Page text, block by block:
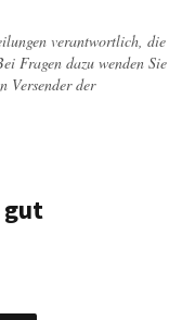
verantwortlich, die
Fragen dazu wenden Sie
Versender der
gut